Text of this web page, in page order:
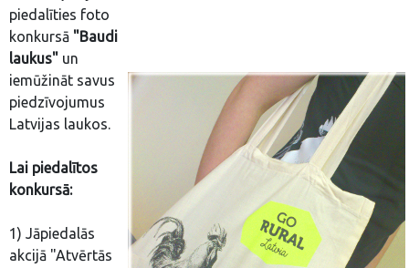
piedalīties foto
konkursā "Baudi
laukus" un
iemūžināt savus
piedzīvojumus
Latvijas laukos.
Lai piedalītos
konkursā:
1) Jāpiedalās
akcijā "Atvērtās